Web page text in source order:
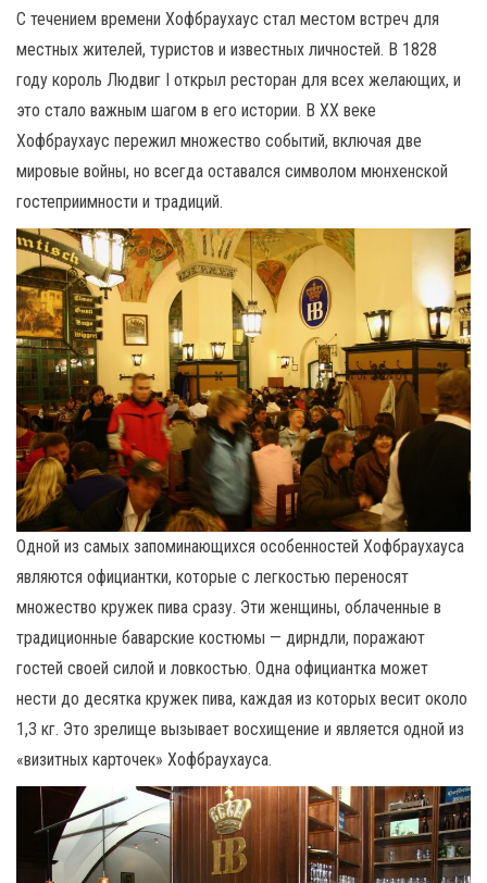
С течением времени Хофбраухаус стал местом встреч для
местных жителей, туристов и известных личностей. В 1828
году король Людвиг I открыл ресторан для всех желающих, и
это стало важным шагом в его истории. В XX веке
Хофбраухаус пережил множество событий, включая две
мировые войны, но всегда оставался символом мюнхенской
гостеприимности и традиций.
Одной из самых запоминающихся особенностей Хофбраухауса
являются официантки, которые с легкостью переносят
множество кружек пива сразу. Эти женщины, облаченные в
традиционные баварские костюмы — дирндли, поражают
гостей своей силой и ловкостью. Одна официантка может
нести до десятка кружек пива, каждая из которых весит около
1,3 кг. Это зрелище вызывает восхищение и является одной из
«визитных карточек» Хофбраухауса.